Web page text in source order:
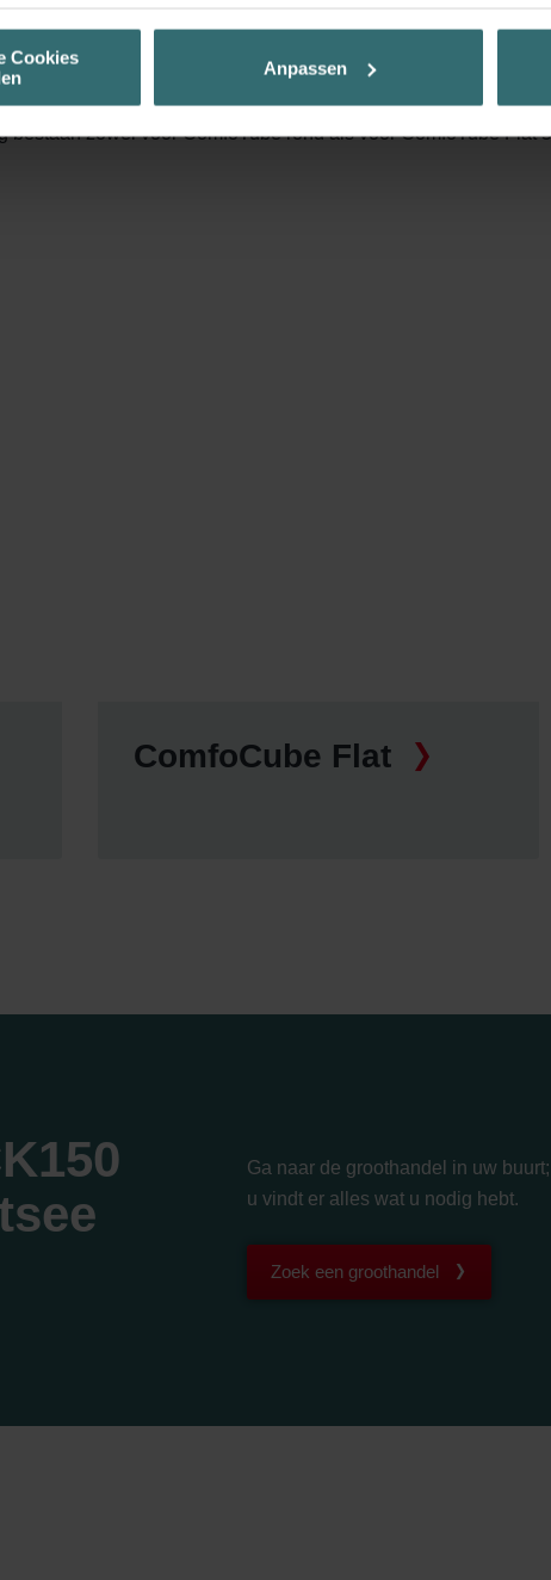
um Ihnen die bestmögliche Nutzererfahrung zu ermöglichen und
zur Verfügung zu stellen. Alle Einwilligungen können Sie
Zehnder Group
Cookies
Anpassen
|
bestaan zowel voor ComfoTube rond als voor ComfoTube
ComfoCube Flat
Ga naar de groothandel in uw buurt;
u vindt er alles wat u nodig hebt.
Zoek een groothandel